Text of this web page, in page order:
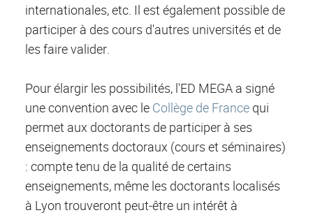
internationales, etc. Il est également possible de
participer à des cours d'autres universités et de
les faire valider.
Pour élargir les possibilités, l'ED MEGA a signé
une convention avec le Collège de France qui
permet aux doctorants de participer à ses
enseignements doctoraux (cours et séminaires)
: compte tenu de la qualité de certains
enseignements, même les doctorants localisés
à Lyon trouveront peut-être un intérêt à